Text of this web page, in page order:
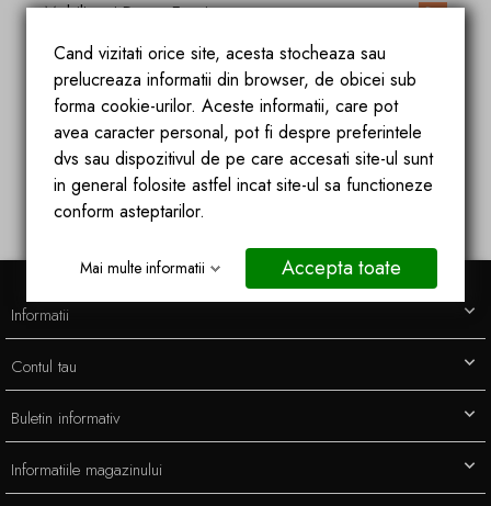
Mobilier si Decor Exterior
Blog authors
Ionut Salajan
Sergiu Marcus
Informatiile magazinului
Informatii
Contul tau
Buletin informativ
Cand vizitati orice site, acesta stocheaza sau
prelucreaza informatii din browser, de obicei sub
forma cookie-urilor. Aceste informatii, care pot
avea caracter personal, pot fi despre preferintele
dvs sau dispozitivul de pe care accesati site-ul sunt
in general folosite astfel incat site-ul sa functioneze
conform asteptarilor.
Mai multe informatii Accepta toate